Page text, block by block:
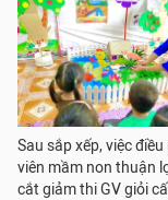
Sau sắp xếp, việc
viên mầm non thuận
cắt giảm thi GV giỏi